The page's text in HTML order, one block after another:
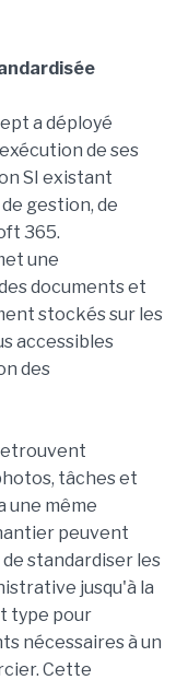
a déployé
de ses
SI existant
gestion, de
365.
une
documents et
stockés sur les
accessibles
des
tâches et
une même
peuvent
standardiser les
jusqu'à la
type pour
nécessaires à un
Cette